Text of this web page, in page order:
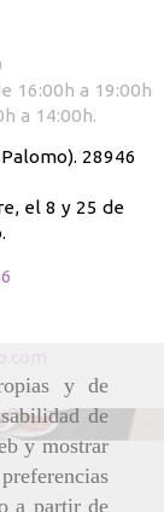
y de
de
y mostrar
a partir de
16:00h a 19:00h
a 14:00h.
28946
el 8 y 25 de